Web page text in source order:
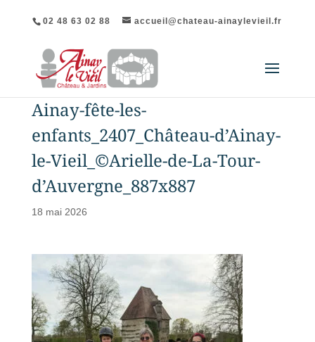
02 48 63 02 88 accueil@chateau-ainaylevieil.fr
Ainay-fête-les-
enfants_2407_Château-d’Ainay-
le-Vieil_©Arielle-de-La-Tour-
d’Auvergne_887x887
18 mai 2026